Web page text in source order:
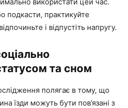
подкасти, практикуйте
і відпустіть напругу.
та сном
полягає в тому, що
їзди можуть бути пов’язані з